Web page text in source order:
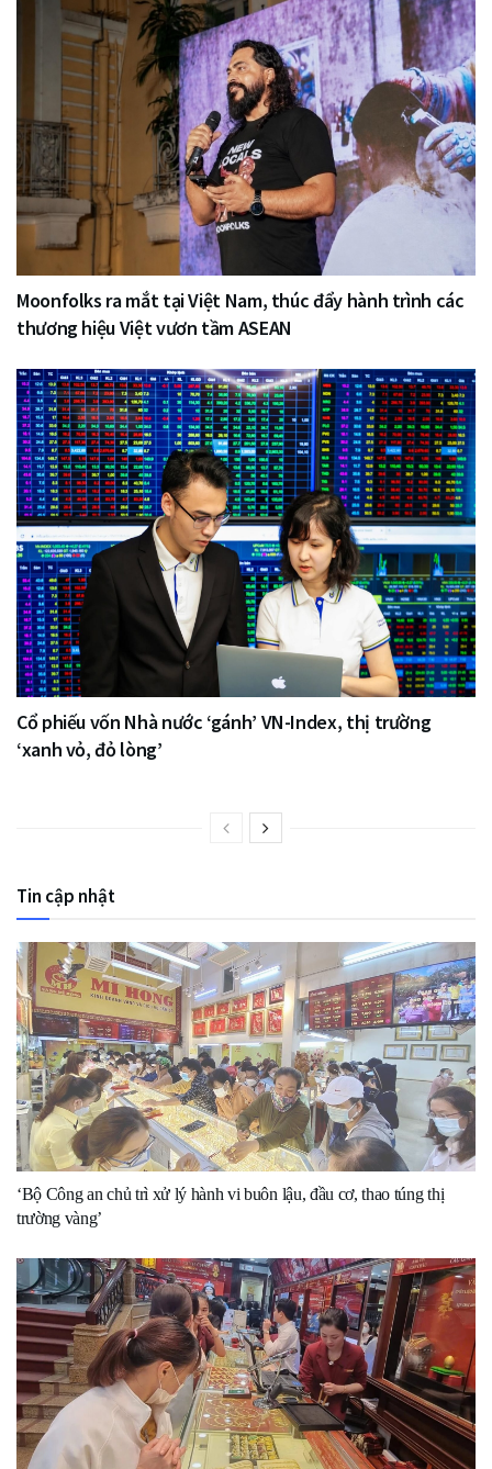
Moonfolks ra mắt tại Việt Nam, thúc đẩy hành trình các
thương hiệu Việt vươn tầm ASEAN
Cổ phiếu vốn Nhà nước ‘gánh’ VN-Index, thị trường
‘xanh vỏ, đỏ lòng’
Tin cập nhật
‘Bộ Công an chủ trì xử lý hành vi buôn lậu, đầu cơ, thao túng thị
trường vàng’